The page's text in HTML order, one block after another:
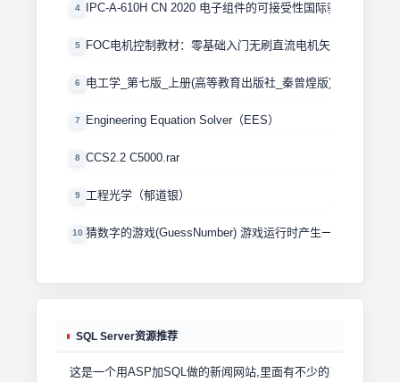
4 IPC-A-610H CN 2020 电子组件的可接受性国际验收标准
5 FOC电机控制教材：零基础入门无刷直流电机矢量控制技术
6 电工学_第七版_上册(高等教育出版社_秦曾煌版)
7 Engineering Equation Solver（EES）
8 CCS2.2 C5000.rar
9 工程光学（郁道银）
10 猜数字的游戏(GuessNumber) 游戏运行时产生一个0－1000
SQL Server资源推荐
这是一个用ASP加SQL做的新闻网站,里面有不少的新闻可以浏